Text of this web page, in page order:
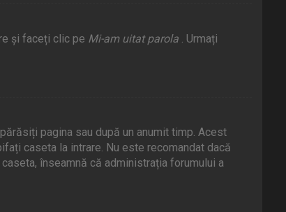
și faceți clic pe Mi-am uitat parola . Urmați
pagina sau după un anumit timp. Acest
caseta la intrare. Nu este recomandat dacă
înseamnă că administrația forumului a